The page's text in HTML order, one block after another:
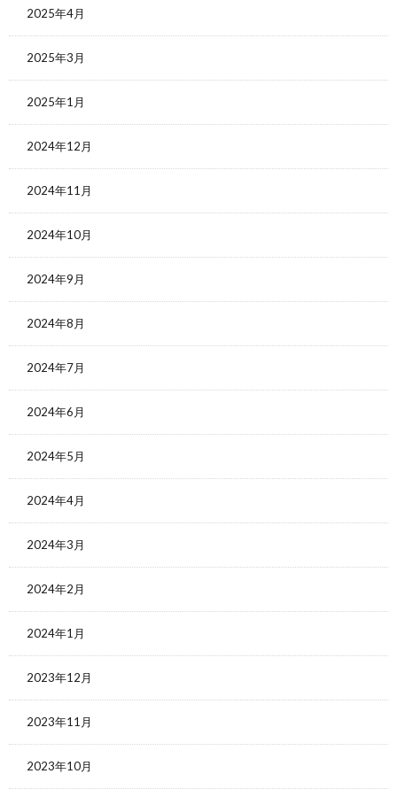
2025年4月
2025年3月
2025年1月
2024年12月
2024年11月
2024年10月
2024年9月
2024年8月
2024年7月
2024年6月
2024年5月
2024年4月
2024年3月
2024年2月
2024年1月
2023年12月
2023年11月
2023年10月